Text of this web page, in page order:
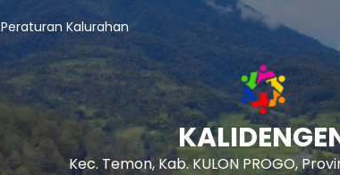
Peraturan Kalurahan
Kec. Temon, Kab. KULON PROGO,